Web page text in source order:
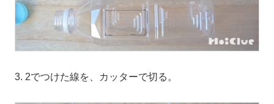
3. 2でつけた線を、カッターで切る。